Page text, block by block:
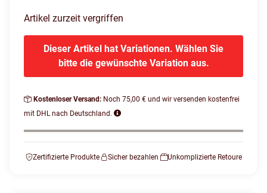
Artikel zurzeit vergriffen
Dieser Artikel hat Variationen. Wählen Sie
bitte die gewünschte Variation aus.
Kostenloser Versand: Noch 75,00 € und wir versenden kostenfrei
mit DHL nach Deutschland.
Zertifizierte Produkte Sicher bezahlen Unkomplizierte Retoure